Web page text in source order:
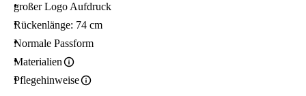
großer Logo Aufdruck
Rückenlänge: 74 cm
Normale Passform
Materialien
Pflegehinweise